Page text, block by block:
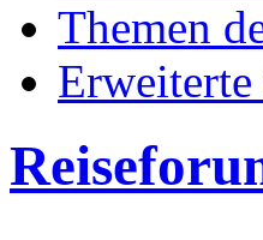
Themen
Erweiterte